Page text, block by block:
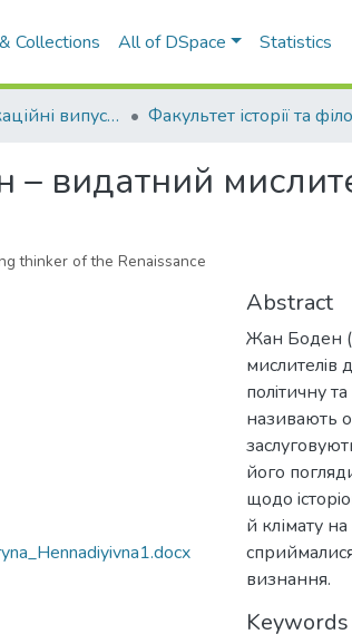
Collections All of DSpace Statistics
01. Кваліфікаційні випускні роботи здобувачів вищої освіти
видатний
thinker of the Renaissance
Abstract
Жан Боден
мислителiв
полiтичну
називають
його
щодо
й клімату
визнання.
Keywords